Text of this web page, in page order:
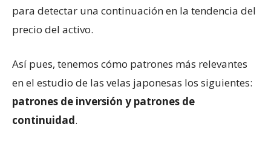
para detectar una continuación en la tendencia del
precio del activo.
Así pues, tenemos cómo patrones más relevantes
en el estudio de las velas japonesas los siguientes:
patrones de inversión y patrones de
continuidad.